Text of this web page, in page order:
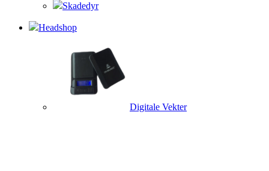
Skadedyr
Headshop
Digitale Vekter